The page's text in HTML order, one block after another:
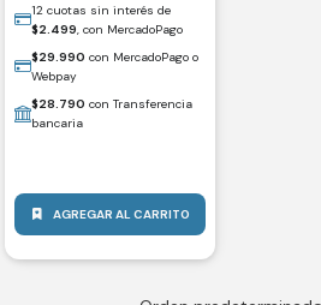
A 9 P-47B-013
12 cuotas sin interés de
$2.499, con MercadoPago
$29.990 con MercadoPago o
Webpay
$28.790 con Transferencia
bancaria
AGREGAR AL CARRITO